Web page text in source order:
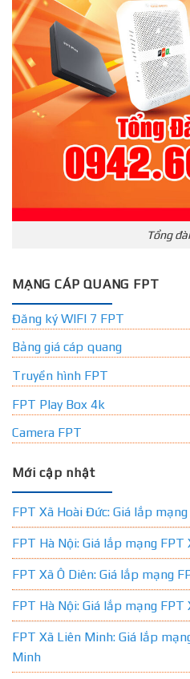
Tổng
MẠNG CÁP QUANG FPT
Đăng ký WIFI 7 FPT
Bảng giá cáp quang
Truyền hình FPT
FPT Play Box 4k
Camera FPT
Mới cập nhật
FPT Xã Hoài Đức: Giá lắp
FPT Hà Nội: Giá lắp mạng FPT
FPT Xã Ô Diên: Giá lắp mạng
FPT Hà Nội: Giá lắp mạng FPT
FPT Xã Liên Minh: Giá lắp
Minh